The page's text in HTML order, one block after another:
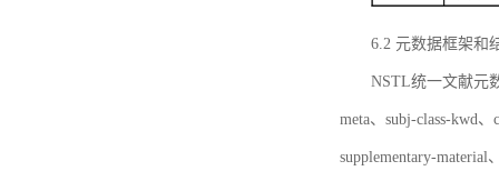
6.2 元数据框架和
NSTL统一文献元
meta、subj-class-kwd
supplementary-